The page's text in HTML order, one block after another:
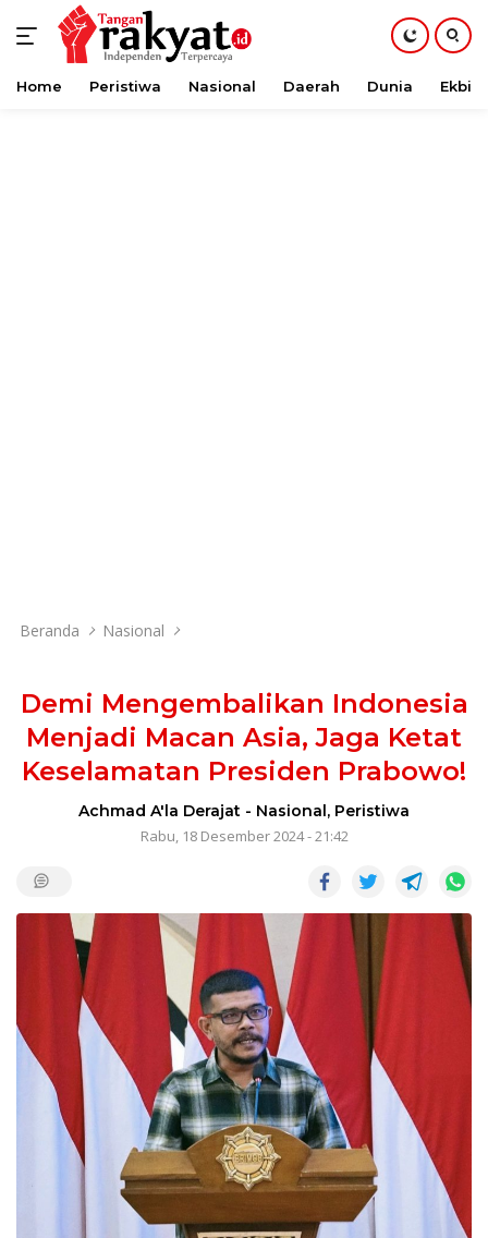
Langsung
Home Peristiwa Nasional Daerah Dunia Ekbis
Beranda Nasional
Demi Mengembalikan Indonesia
Menjadi Macan Asia, Jaga Ketat
Keselamatan Presiden Prabowo!
Achmad A'la Derajat - Nasional, Peristiwa
Rabu, 18 Desember 2024 - 21:42